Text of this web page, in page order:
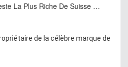
La Plus Riche De Suisse …
de la célèbre marque de